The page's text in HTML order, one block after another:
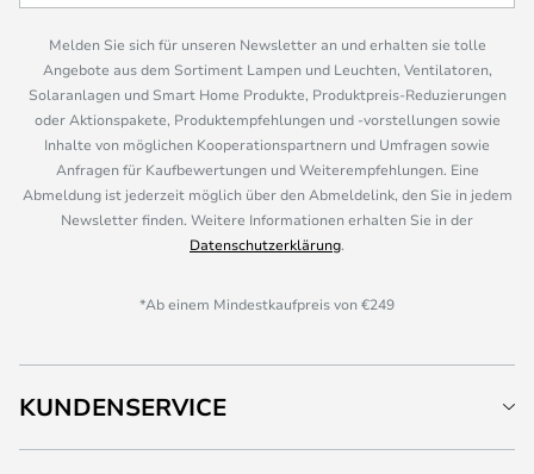
Melden Sie sich für unseren Newsletter an und erhalten sie tolle
Angebote aus dem Sortiment Lampen und Leuchten, Ventilatoren,
Solaranlagen und Smart Home Produkte, Produktpreis-Reduzierungen
oder Aktionspakete, Produktempfehlungen und -vorstellungen sowie
Inhalte von möglichen Kooperationspartnern und Umfragen sowie
Anfragen für Kaufbewertungen und Weiterempfehlungen. Eine
Abmeldung ist jederzeit möglich über den Abmeldelink, den Sie in jedem
Newsletter finden. Weitere Informationen erhalten Sie in der
Datenschutzerklärung.
*Ab einem Mindestkaufpreis von €249
KUNDENSERVICE